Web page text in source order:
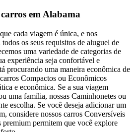
em Alabama
cada viagem é única, e nos
os seus requisitos de aluguel de
uma variedade de categorias de
experiência seja confortável e
procurando uma maneira econômica de
Compactos ou Econômicos
e econômica. Se a sua viagem
uma família, nossas Caminhonetes ou
escolha. Se você deseja adicionar um
considere nossos carros Conversíveis
premium permitem que você explore